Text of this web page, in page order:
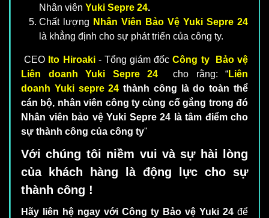
Nhân viên Yuki Sepre 24.
Chất lượng Nhân Viên Bảo Vệ Yuki Sepre 24
là khẳng định cho sự phát triển của công ty.
CEO Ito Hiroaki- Tổng giám đốc Công ty Bảo vệ
Liên doanh Yuki Sepre 24 cho rằng: “Liên
doanh Yuki sepre 24 thành công là do toàn thể
cán bộ, nhân viên công ty cùng cố gắng trong đó
Nhân viên bảo vệ Yuki Sepre 24 là tâm điểm cho
sự thành công của công ty"
Với chúng tôi niềm vui và sự hài lòng
của khách hàng là động lực cho sự
thành công !
Hãy liên hệ ngay với Công ty Bảo vệ Yuki 24 để